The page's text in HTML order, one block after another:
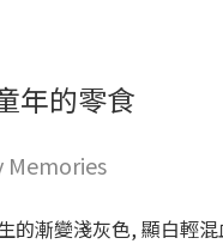
年的零食
Memories
的漸變淺灰色, 顯白輕